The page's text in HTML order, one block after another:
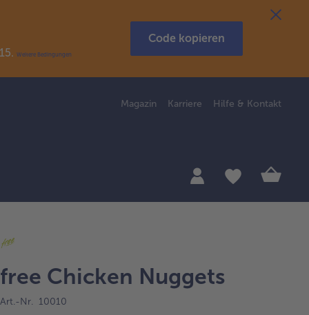
Weitere Bedingungen
Code kopieren
Magazin Karriere Hilfe & Kontakt
free Chicken Nuggets
Art.-Nr. 10010